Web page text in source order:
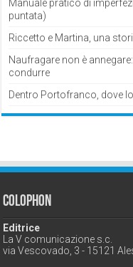
Manuale pratico di
puntata)
Riccetto e Martina, una
Naufragare non è
condurre
Dentro Portofranco, dove
Colophon
Editrice
La V comunicazione s.c.
via Vescovado, 3 - 15121